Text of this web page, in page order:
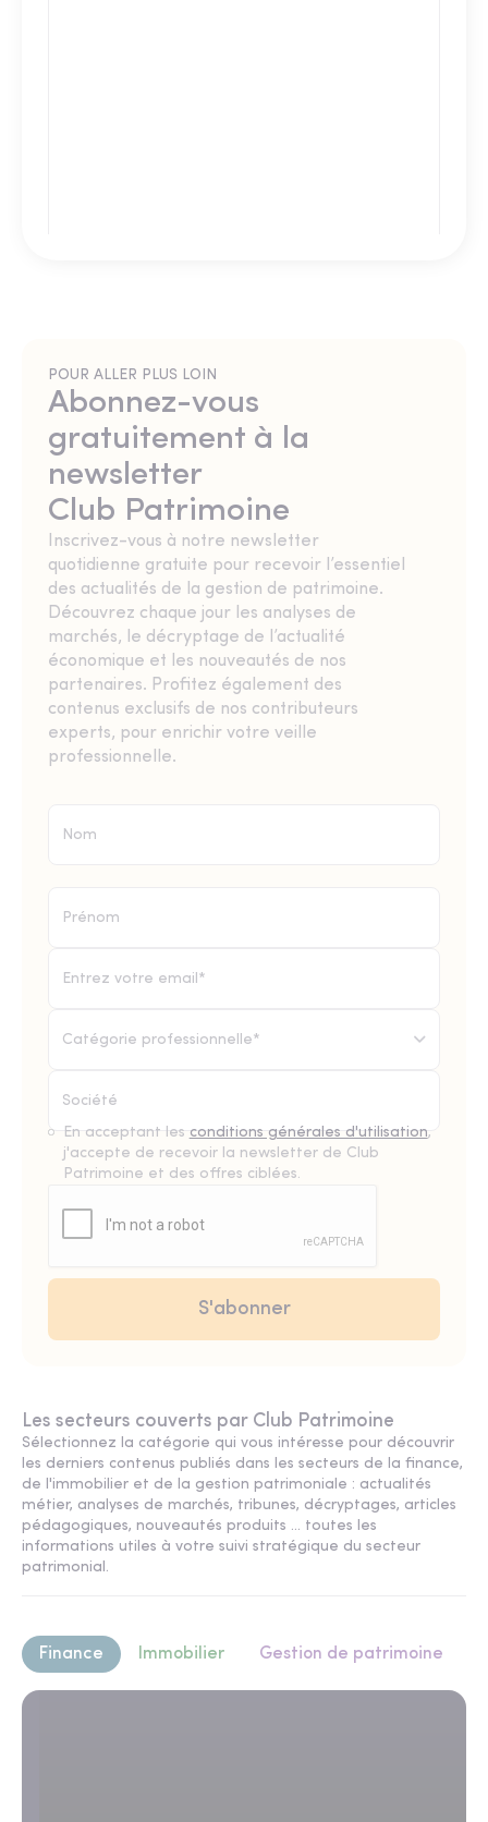
POUR ALLER PLUS LOIN
Abonnez-vous
gratuitement à la
newsletter
Club Patrimoine
Inscrivez-vous à notre newsletter
quotidienne gratuite pour recevoir l’essentiel
des actualités de la gestion de patrimoine.
Découvrez chaque jour les analyses de
marchés, le décryptage de l’actualité
économique et les nouveautés de nos
partenaires. Profitez également des
contenus exclusifs de nos contributeurs
experts, pour enrichir votre veille
professionnelle.
Catégorie professionnelle*
En acceptant les conditions générales d'utilisation,
j'accepte de recevoir la newsletter de Club
Patrimoine et des offres ciblées.
Les secteurs couverts par Club Patrimoine
Sélectionnez la catégorie qui vous intéresse pour découvrir
les derniers contenus publiés dans les secteurs de la finance,
de l'immobilier et de la gestion patrimoniale : actualités
métier, analyses de marchés, tribunes, décryptages, articles
pédagogiques, nouveautés produits ... toutes les
informations utiles à votre suivi stratégique du secteur
patrimonial.
Finance Immobilier Gestion de patrimoine